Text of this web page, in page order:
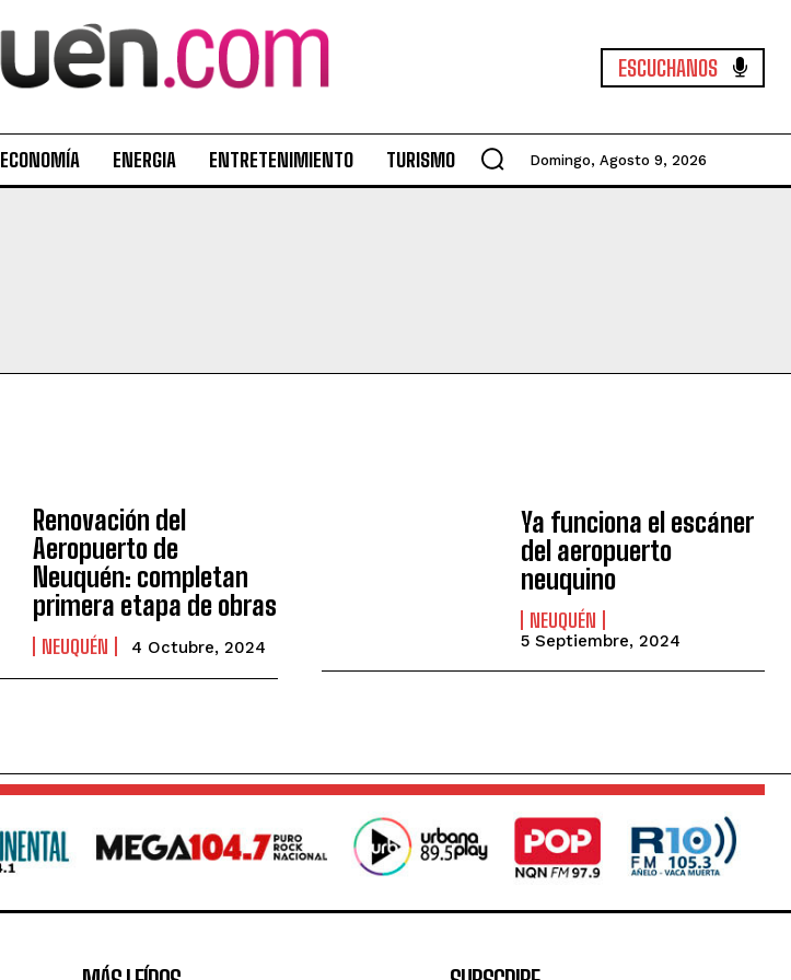
ESCUCHANOS
ECONOMÍA ENERGIA ENTRETENIMIENTO TURISMO Domingo, Agosto 9, 2026
Renovación del
Aeropuerto de
Neuquén: completan
primera etapa de obras
NEUQUÉN 4 Octubre, 2024
Ya funciona el escáner
del aeropuerto
neuquino
NEUQUÉN
5 Septiembre, 2024